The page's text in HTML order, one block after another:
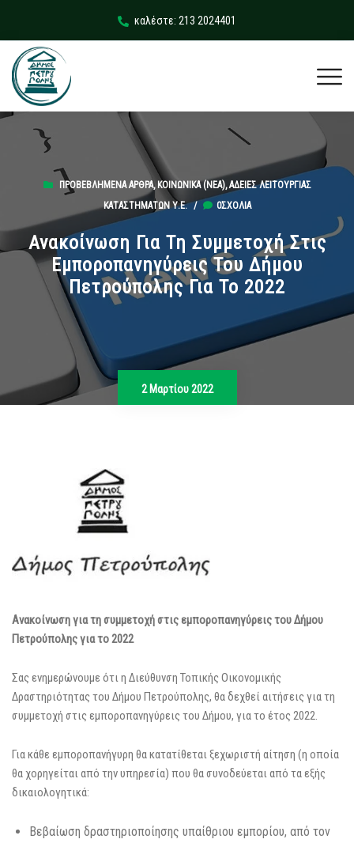
καλέστε: 213 2024401
ΠΡΟΒΕΒΛΗΜΈΝΑ ΆΡΘΡΑ, ΚΟΙΝΩΝΙΚΆ (ΝΕΑ),ΆΔΕΙΕΣ ΛΕΙΤΟΥΡΓΊΑΣ
ΚΑΤΑΣΤΗΜΆΤΩΝ Υ.Ε./ 0ΣΧΌΛΙΑ
Ανακοίνωση Για Τη Συμμετοχή Στις
Εμποροπανηγύρεις Του Δήμου
Πετρούπολης Για Το 2022
2 Μαρτίου 2022
Ανακοίνωση για τη συμμετοχή στις εμποροπανηγύρεις του Δήμου
Πετρούπολης για το 2022
Σας ενημερώνουμε ότι η Διεύθυνση Τοπικής Οικονομικής
Δραστηριότητας του Δήμου Πετρούπολης, θα δεχθεί αιτήσεις για τη
συμμετοχή στις εμποροπανηγύρεις του Δήμου, για το έτος 2022.
Για κάθε εμποροπανήγυρη θα κατατίθεται ξεχωριστή αίτηση (η οποία
θα χορηγείται από την υπηρεσία) που θα συνοδεύεται από τα εξής
δικαιολογητικά:
Βεβαίωση δραστηριοποίησης υπαίθριου εμπορίου, από τον